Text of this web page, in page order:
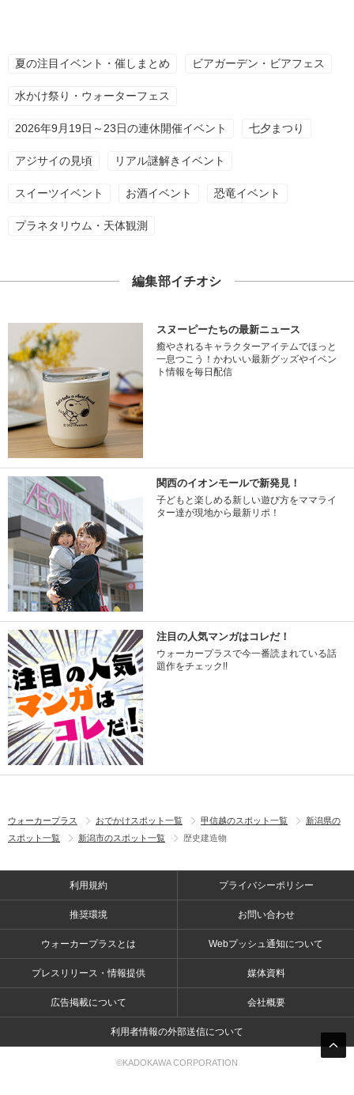
夏の注目イベント・催しまとめ ビアガーデン・ビアフェス
水かけ祭り・ウォーターフェス
2026年9月19日～23日の連休開催イベント 七夕まつり
アジサイの見頃 リアル謎解きイベント
スイーツイベント お酒イベント 恐竜イベント
プラネタリウム・天体観測
編集部イチオシ
スヌーピーたちの最新ニュース
癒やされるキャラクターアイテムでほっと
一息つこう！かわいい最新グッズやイベン
ト情報を毎日配信
関西のイオンモールで新発見！
子どもと楽しめる新しい遊び方をママライ
ター達が現地から最新リポ！
注目の人気マンガはコレだ！
ウォーカープラスで今一番読まれている話
題作をチェック!!
ウォーカープラス おでかけスポット一覧 甲信越のスポット一覧
新潟県の
スポット一覧
新潟市のスポット一覧 歴史建造物
利用規約 プライバシーポリシー
推奨環境 お問い合わせ
ウォーカープラスとは Webプッシュ通知について
プレスリリース・情報提供 媒体資料
広告掲載について 会社概要
利用者情報の外部送信について
©KADOKAWA CORPORATION